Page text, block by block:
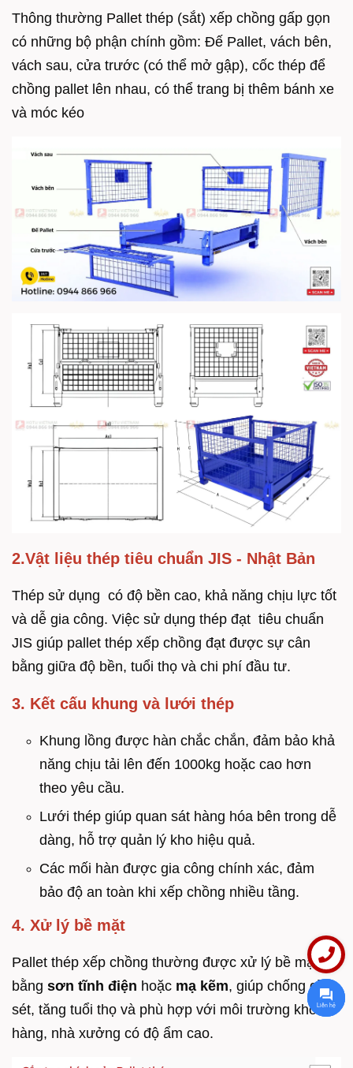
Thông thường Pallet thép (sắt) xếp chồng gấp gọn
có những bộ phận chính gồm: Đế Pallet, vách bên,
vách sau, cửa trước (có thể mở gập), cốc thép để
chồng pallet lên nhau, có thể trang bị thêm bánh xe
và móc kéo
2.Vật liệu thép tiêu chuẩn JIS - Nhật Bản
Thép sử dụng có độ bền cao, khả năng chịu lực tốt
và dễ gia công. Việc sử dụng thép đạt tiêu chuẩn
JIS giúp pallet thép xếp chồng đạt được sự cân
bằng giữa độ bền, tuổi thọ và chi phí đầu tư.
3. Kết cấu khung và lưới thép
Khung lồng được hàn chắc chắn, đảm bảo khả
năng chịu tải lên đến 1000kg hoặc cao hơn
theo yêu cầu.
Lưới thép giúp quan sát hàng hóa bên trong dễ
dàng, hỗ trợ quản lý kho hiệu quả.
Các mối hàn được gia công chính xác, đảm
bảo độ an toàn khi xếp chồng nhiều tầng.
4. Xử lý bề mặt
Pallet thép xếp chồng thường được xử lý bề mặt
bằng sơn tĩnh điện hoặc mạ kẽm, giúp chống gỉ
sét, tăng tuổi thọ và phù hợp với môi trường kho
hàng, nhà xưởng có độ ẩm cao.
Liên hệ